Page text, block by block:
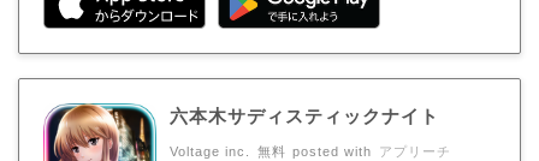
六本木サディスティックナイト
Voltage inc. 無料 posted with アプリーチ